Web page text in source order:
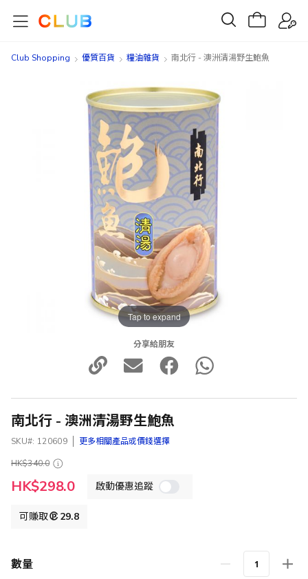
Club Shopping 優質百貨 糧油雜貨 南北行 - 澳洲清湯野生鮑魚
Tap to expand
分享給朋友
南北行 - 澳洲清湯野生鮑魚
SKU 120609
更多相關產品或價錢選擇
HK$340.0
特
殊
HK$298.0 啟動優惠追蹤
可賺取 29.8
數量